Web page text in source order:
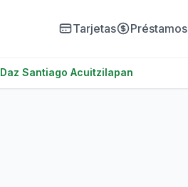
Tarjetas Préstamos
Daz Santiago Acuitzilapan